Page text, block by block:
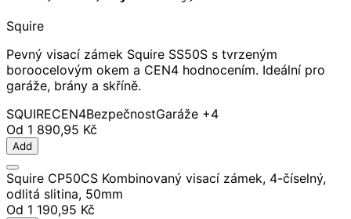
Squire
Pevný visací zámek Squire SS50S s tvrzeným
boroocelovým okem a CEN4 hodnocením. Ideální pro
garáže, brány a skříně.
SQUIRECEN4BezpečnostGaráže +4
Od 1 890,95 Kč
Add
Squire CP50CS Kombinovaný visací zámek, 4-číselný,
odlitá slitina, 50mm
Od 1 190,95 Kč